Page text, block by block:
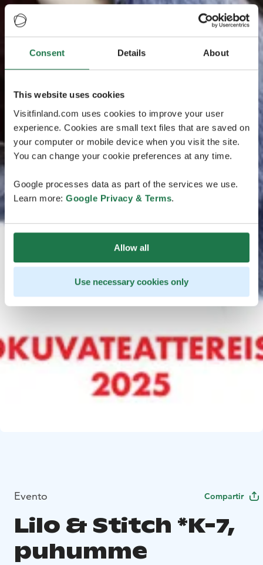
Consent Details About
This website uses cookies
Visitfinland.com uses cookies to improve your user
experience. Cookies are small text files that are saved on
your computer or mobile device when you visit the site.
You can change your cookie preferences at any time.
Google processes data as part of the services we use.
Learn more: Google Privacy & Terms.
Allow all
Use necessary cookies only
Evento Compartir
Lilo & Stitch *K-7,
puhumme